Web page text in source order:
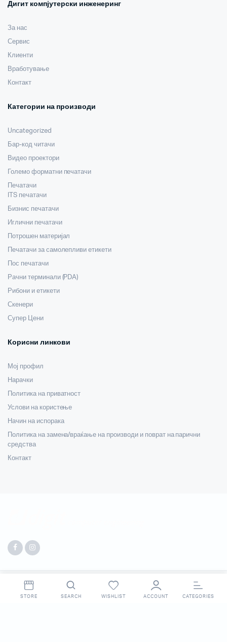
Дигит компјутерски инженеринг
За нас
Сервис
Клиенти
Вработување
Контакт
Категории на производи
Uncategorized
Бар-код читачи
Видео проектори
Големо форматни печатачи
Печатачи
ITS печатачи
Бизнис печатачи
Иглични печатачи
Потрошен материјал
Печатачи за самолепливи етикети
Пос печатачи
Рачни терминали (PDA)
Рибони и етикети
Скенери
Супер Цени
Корисни линкови
Мој профил
Нарачки
Политика на приватност
Услови на користење
Начин на испорака
Политика на замена/враќање на производи и поврат на парични
средства
Контакт
Copyright 2025 © Digit. All right reserved. Made by Webpigment
STORE SEARCH WISHLIST ACCOUNT CATEGORIES